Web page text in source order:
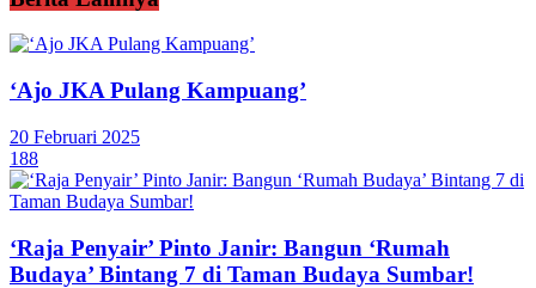
‘Ajo JKA Pulang Kampuang’
20 Februari 2025
188
‘Raja Penyair’ Pinto Janir: Bangun ‘Rumah
Budaya’ Bintang 7 di Taman Budaya Sumbar!